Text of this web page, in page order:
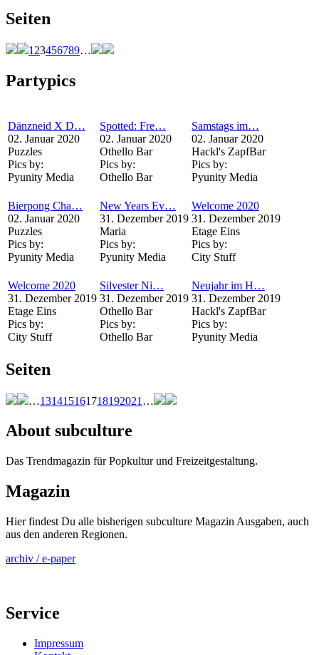
Seiten
1 23456789…
Partypics
Dänzneid X D…
02. Januar 2020
Puzzles
Pics by:
Pyunity Media
Spotted: Fre…
02. Januar 2020
Othello Bar
Pics by:
Othello Bar
Samstags im…
02. Januar 2020
Hackl's ZapfBar
Pics by:
Pyunity Media
Bierpong Cha…
02. Januar 2020
Puzzles
Pics by:
Pyunity Media
New Years Ev…
31. Dezember 2019
Maria
Pics by:
Pyunity Media
Welcome 2020
31. Dezember 2019
Etage Eins
Pics by:
City Stuff
Welcome 2020
31. Dezember 2019
Etage Eins
Pics by:
City Stuff
Silvester Ni…
31. Dezember 2019
Othello Bar
Pics by:
Othello Bar
Neujahr im H…
31. Dezember 2019
Hackl's ZapfBar
Pics by:
Pyunity Media
Seiten
…131415161718192021 …
About subculture
Das Trendmagazin für Popkultur und Freizeitgestaltung.
Magazin
Hier findest Du alle bisherigen subculture Magazin Ausgaben, auch
aus den anderen Regionen.
archiv / e-paper
Service
Impressum